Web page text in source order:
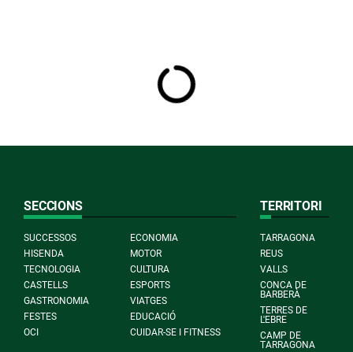
SECCIONS
SUCCESSOS
ECONOMIA
HISENDA
MOTOR
TECNOLOGIA
CULTURA
CASTELLS
ESPORTS
GASTRONOMIA
VIATGES
FESTES
EDUCACIÓ
OCI
CUIDAR-SE I FITNESS
TERRITORI
TARRAGONA
REUS
VALLS
CONCA DE
BARBERÀ
TERRES DE
L'EBRE
CAMP DE
TARRAGONA